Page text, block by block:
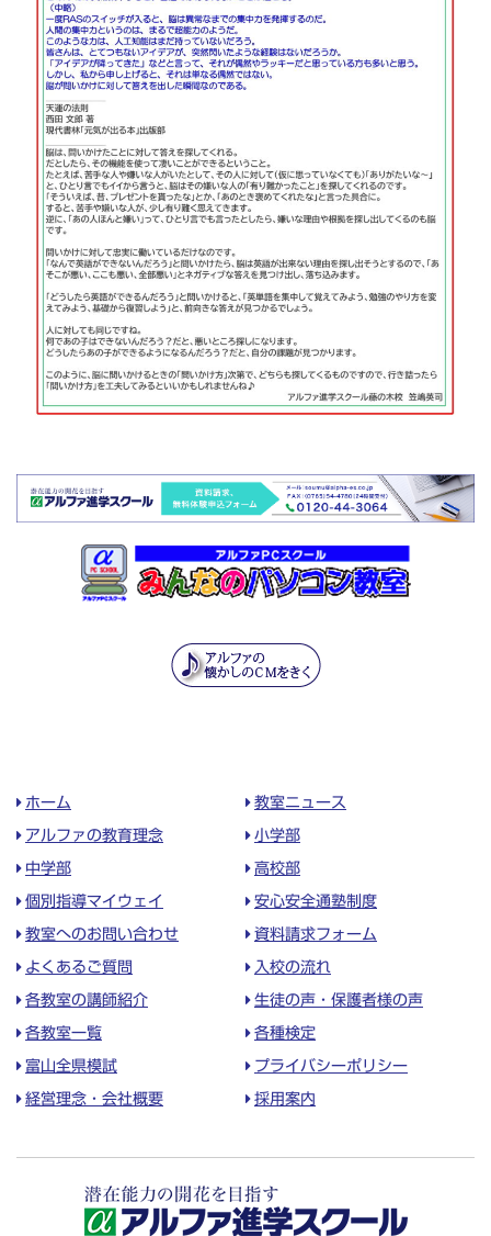
ホーム 教室ニュース
アルファの教育理念 小学部
中学部 高校部
個別指導マイウェイ 安心安全通塾制度
教室へのお問い合わせ 資料請求フォーム
よくあるご質問 入校の流れ
各教室の講師紹介 生徒の声・保護者様の声
各教室一覧 各種検定
富山全県模試 プライバシーポリシー
経営理念・会社概要 採用案内